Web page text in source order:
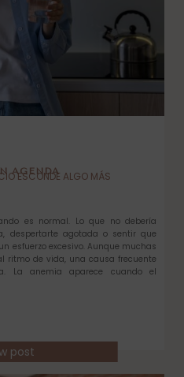
AGENDA
ESCONDE ALGO MÁS
es normal. Lo que no debería
despertarte agotada o sentir que
esfuerzo excesivo. Aunque muchas
ritmo de vida, una causa frecuente
La anemia aparece cuando el
post